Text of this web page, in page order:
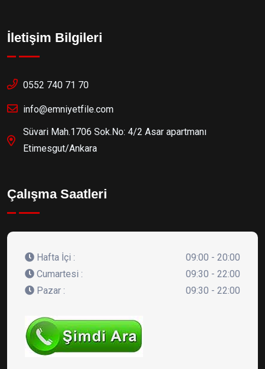
İletişim Bilgileri
0552 740 71 70
info@emniyetfile.com
Süvari Mah.1706 Sok.No: 4/2 Asar apartmanı
Etimesgut/Ankara
Çalışma Saatleri
Hafta İçi :
09:00 - 20:00
Cumartesi :
09:30 - 22:00
Pazar :
09:30 - 22:00